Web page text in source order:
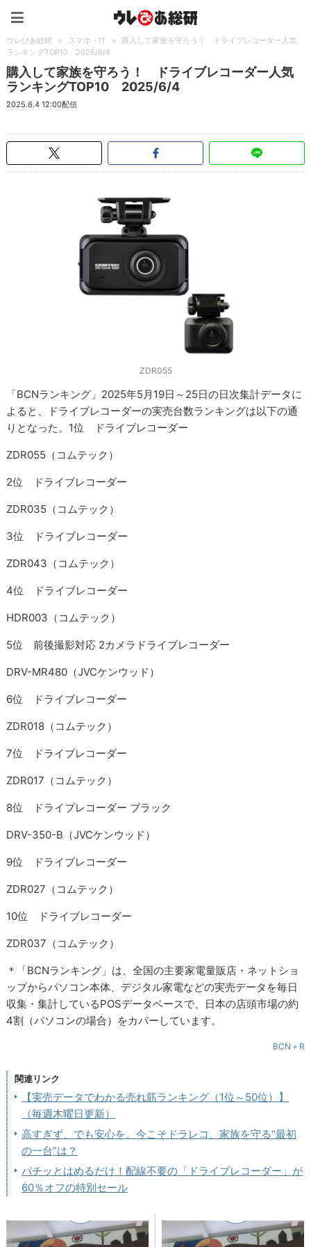
ウレぴあ総研 > スマホ・IT >
購入して家族を守ろう！ ドライブレコーダー人気
ランキングTOP10 2025/6/4
購入して家族を守ろう！ ドライブレコーダー人気
ランキングTOP10 2025/6/4
2025.6.4 12:00配信
ZDR055
「BCNランキング」2025年5月19日～25日の日次集計データに
よると、ドライブレコーダーの実売台数ランキングは以下の通
りとなった。1位 ドライブレコーダー
ZDR055（コムテック）
2位 ドライブレコーダー
ZDR035（コムテック）
3位 ドライブレコーダー
ZDR043（コムテック）
4位 ドライブレコーダー
HDR003（コムテック）
5位 前後撮影対応 2カメラドライブレコーダー
DRV-MR480（JVCケンウッド）
6位 ドライブレコーダー
ZDR018（コムテック）
7位 ドライブレコーダー
ZDR017（コムテック）
8位 ドライブレコーダー ブラック
DRV-350-B（JVCケンウッド）
9位 ドライブレコーダー
ZDR027（コムテック）
10位 ドライブレコーダー
ZDR037（コムテック）
＊「BCNランキング」は、全国の主要家電量販店・ネットショ
ップからパソコン本体、デジタル家電などの実売データを毎日
収集・集計しているPOSデータベースで、日本の店頭市場の約
4割（パソコンの場合）をカバーしています。
BCN＋R
関連リンク
【実売データでわかる売れ筋ランキング（1位～50位）】
（毎週木曜日更新）
高すぎず、でも安心を。今こそドラレコ、家族を守る“最初
の一台”は？
パチッとはめるだけ！配線不要の「ドライブレコーダー」が
60％オフの特別セール